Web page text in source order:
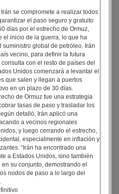
se compromete a realizar todos
el paso seguro y gratuito
días por el estrecho de Ormuz,
el inicio de la guerra, lo que ha
global de petróleo. Irán
vecino, para definir la futura
con el resto de países del
Unidos comenzará a levantar el
que salen y llegan a puertos
en un plazo de 30 días.
de Ormuz fue una estrategia
tasas de paso y trasladar los
detalló, Irán aplicó una
a vecinos regionales
y luego cerrando el estrecho,
especialmente en inflación y
“Irán ha encontrado una
a Estados Unidos, sino también
su conjunto, demostrando el
nodos de paso a lo largo del